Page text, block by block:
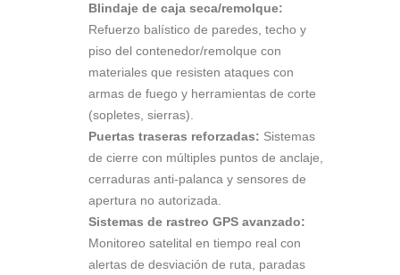
Blindaje de caja seca/remolque:
Refuerzo balístico de paredes, techo y
piso del contenedor/remolque con
materiales que resisten ataques con
armas de fuego y herramientas de corte
(sopletes, sierras).
Puertas traseras reforzadas: Sistemas
de cierre con múltiples puntos de anclaje,
cerraduras anti-palanca y sensores de
apertura no autorizada.
Sistemas de rastreo GPS avanzado:
Monitoreo satelital en tiempo real con
alertas de desviación de ruta, paradas